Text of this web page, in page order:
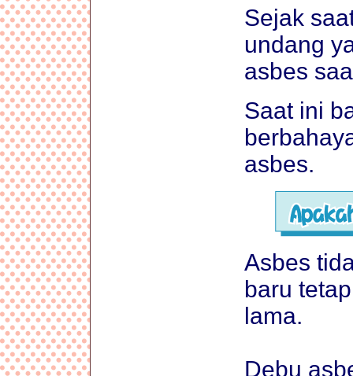
Sejak
undang
asbes
Saat ini
asbes.
Asbes
baru
lama.
Debu